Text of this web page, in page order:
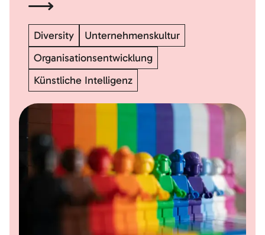
Diversity
Unternehmenskultur
Organisationsentwicklung
Künstliche Intelligenz